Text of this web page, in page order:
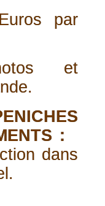
par
et
:
dans